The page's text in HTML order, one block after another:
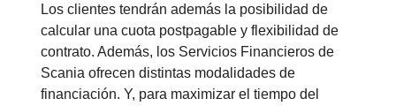
Los clientes tendrán además la posibilidad de
calcular una cuota postpagable y flexibilidad de
contrato. Además, los Servicios Financieros de
Scania ofrecen distintas modalidades de
financiación. Y, para maximizar el tiempo del